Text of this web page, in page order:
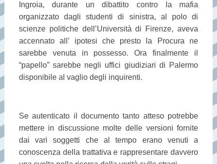
Ingroia, durante un dibattito contro la mafia
organizzato dagli studenti di sinistra, al polo di
scienze politiche dell’Università di Firenze, aveva
accennato all’ ipotesi che presto la Procura ne
sarebbe venuta in possesso. Ora finalmente il
“papello” sarebbe negli uffici giudiziari di Palermo
disponibile al vaglio degli inquirenti.
Se autenticato il documento tanto atteso potrebbe
mettere in discussione molte delle versioni fornite
dai vari soggetti che al tempo erano venuti a
conoscenza della trattativa e rappresentare davvero